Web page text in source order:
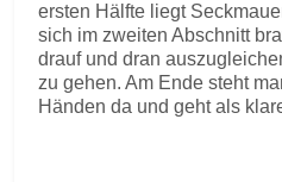
ersten Hälfte liegt
sich im zweiten Abschnitt
drauf und dran
zu gehen. Am Ende steht
Händen da und geht als